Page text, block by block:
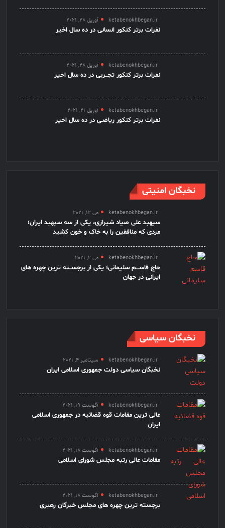
ketabenokhbegan.ir آوریل 28, 2021
نفرات برتر کنکور انسانی در ده سال اخیر
ketabenokhbegan.ir آوریل 28, 2021
نفرات برتر کنکور تجــربی در ده سال اخیر
ketabenokhbegan.ir آوریل 21, 2021
نفرات برتر کنکور ریاضـی در ده سال اخیر
نخبگان امنیتی
ketabenokhbegan.ir می 12, 2021
سپهبد علی صیاد شیرازی، یکی از سه سپهبد ایران؛
مردی که منافقین را به خاک و خون کشید
ketabenokhbegan.ir می 2, 2021
حاج قاســـم سلیمانی؛ یکی از برجســته ترین چهره های
ایرانی در جهان
نخبگان سیاسی
ketabenokhbegan.ir سپتامبر 4, 2021
نخبگان سیاسی دولت جمهوری اسلامی ایران
ketabenokhbegan.ir آگوست 19, 2021
عالی ترین مقامات قوه قضائیه در جمهوری اسلامی
ایران
ketabenokhbegan.ir آگوست 18, 2021
مقامات عالی رتبه مجلس شورای اسلامی
ketabenokhbegan.ir آگوست 18, 2021
برجسته ترین چهره های مجلس خبرگان رهبری